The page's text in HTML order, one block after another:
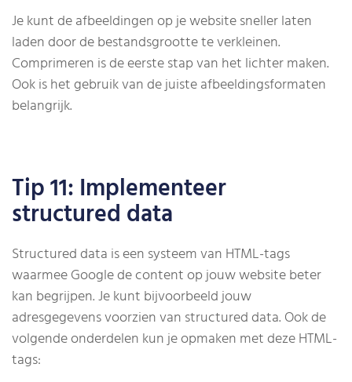
Je kunt de afbeeldingen op je website sneller laten
laden door de bestandsgrootte te verkleinen.
Comprimeren is de eerste stap van het lichter maken.
Ook is het gebruik van de juiste afbeeldingsformaten
belangrijk.
Tip 11: Implementeer
structured data
Structured data is een systeem van HTML-tags
waarmee Google de content op jouw website beter
kan begrijpen. Je kunt bijvoorbeeld jouw
adresgegevens voorzien van structured data. Ook de
volgende onderdelen kun je opmaken met deze HTML-
tags: